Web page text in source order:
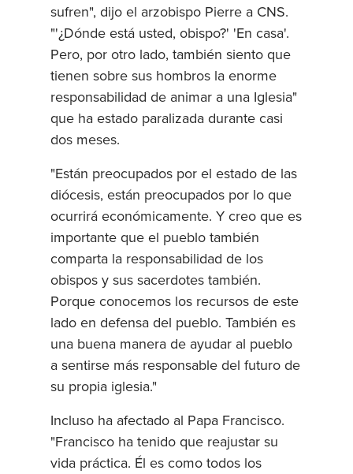
sufren", dijo el arzobispo Pierre a CNS.
"'¿Dónde está usted, obispo?' 'En casa'.
Pero, por otro lado, también siento que
tienen sobre sus hombros la enorme
responsabilidad de animar a una Iglesia"
que ha estado paralizada durante casi
dos meses.
"Están preocupados por el estado de las
diócesis, están preocupados por lo que
ocurrirá económicamente. Y creo que es
importante que el pueblo también
comparta la responsabilidad de los
obispos y sus sacerdotes también.
Porque conocemos los recursos de este
lado en defensa del pueblo. También es
una buena manera de ayudar al pueblo
a sentirse más responsable del futuro de
su propia iglesia."
Incluso ha afectado al Papa Francisco.
"Francisco ha tenido que reajustar su
vida práctica. Él es como todos los